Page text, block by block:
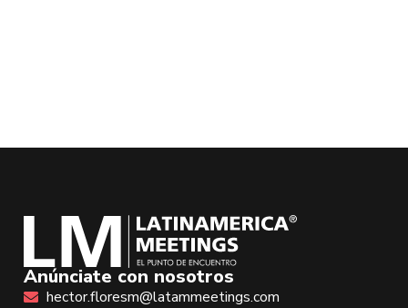
Anúnciate con nosotros
hector.floresm@latammeetings.com